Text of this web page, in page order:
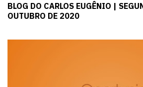
BLOG DO CARLOS EUGÊNIO |
OUTUBRO DE 2020